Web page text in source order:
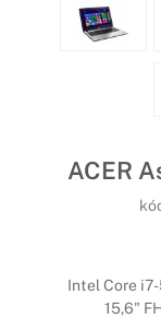
ACER
Intel Core
15,6"